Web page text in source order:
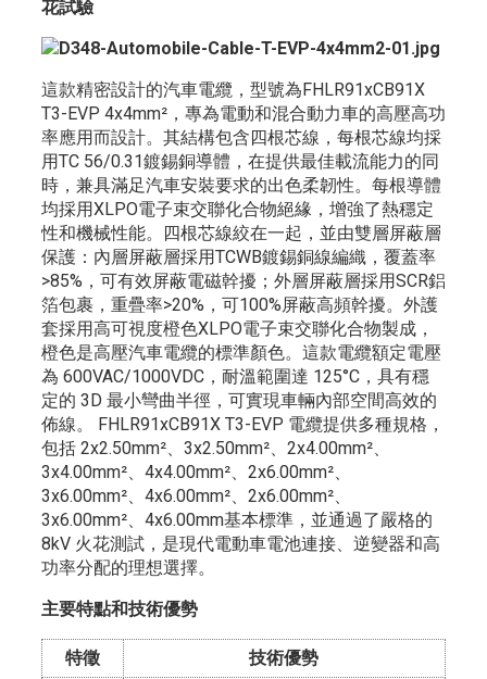
花試驗
這款精密設計的汽車電纜，型號為FHLR91xCB91X
T3-EVP 4x4mm²，專為電動和混合動力車的高壓高功
率應用而設計。其結構包含四根芯線，每根芯線均採
用TC 56/0.31鍍錫銅導體，在提供最佳載流能力的同
時，兼具滿足汽車安裝要求的出色柔韌性。每根導體
均採用XLPO電子束交聯化合物絕緣，增強了熱穩定
性和機械性能。四根芯線絞在一起，並由雙層屏蔽層
保護：內層屏蔽層採用TCWB鍍錫銅線編織，覆蓋率
>85%，可有效屏蔽電磁幹擾；外層屏蔽層採用SCR鋁
箔包裹，重疊率>20%，可100%屏蔽高頻幹擾。外護
套採用高可視度橙色XLPO電子束交聯化合物製成，
橙色是高壓汽車電纜的標準顏色。這款電纜額定電壓
為 600VAC/1000VDC，耐溫範圍達 125°C，具有穩
定的 3D 最小彎曲半徑，可實現車輛內部空間高效的
佈線。 FHLR91xCB91X T3-EVP 電纜提供多種規格，
包括 2x2.50mm²、3x2.50mm²、2x4.00mm²、
3x4.00mm²、4x4.00mm²、2x6.00mm²、
3x6.00mm²、4x6.00mm²、2x6.00mm²、
3x6.00mm²、4x6.00mm基本標準，並通過了嚴格的
8kV 火花測試，是現代電動車電池連接、逆變器和高
功率分配的理想選擇。
主要特點和技術優勢
特徵
技術優勢